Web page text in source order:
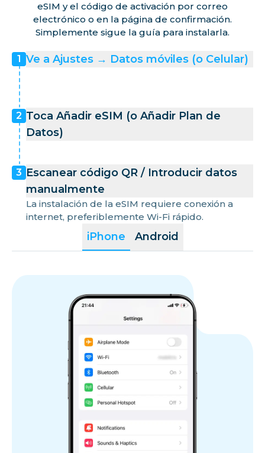
eSIM y el código de activación por correo
electrónico o en la página de confirmación.
Simplemente sigue la guía para instalarla.
iPhone Android
1 Ve a Ajustes → Datos móviles (o Celular)
2 Toca Añadir eSIM (o Añadir Plan de
Datos)
3 Escanear código QR / Introducir datos
manualmente
La instalación de la eSIM requiere conexión a
internet, preferiblemente Wi-Fi rápido.